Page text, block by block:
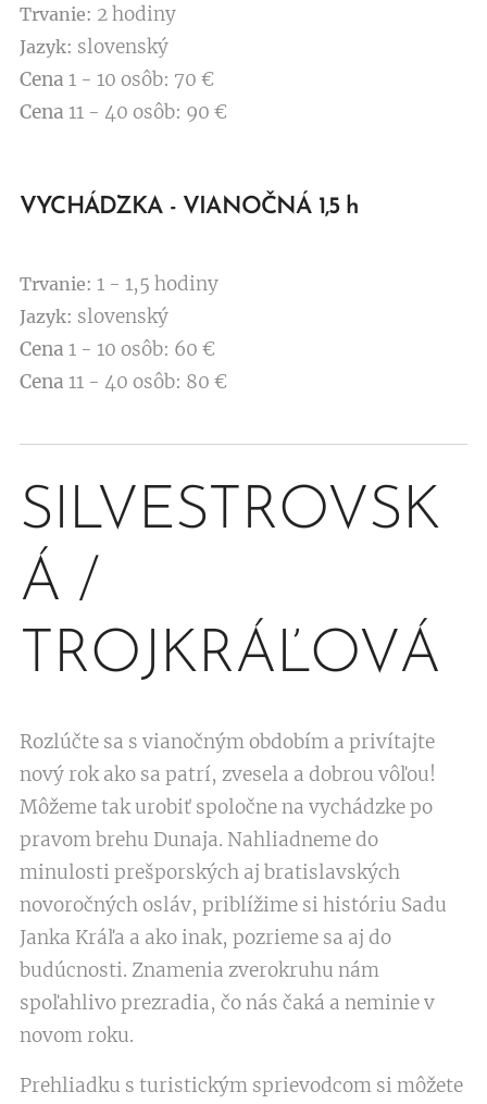
Trvanie: 2 hodiny
Jazyk: slovenský
Cena 1 - 10 osôb: 70 €
Cena 11 - 40 osôb: 90 €
VYCHÁDZKA - VIANOČNÁ 1,5 h
Trvanie: 1 - 1,5 hodiny
Jazyk: slovenský
Cena 1 - 10 osôb: 60 €
Cena 11 - 40 osôb: 80 €
SILVESTROVSK
Á /
TROJKRÁĽOVÁ
Rozlúčte sa s vianočným obdobím a privítajte
nový rok ako sa patrí, zvesela a dobrou vôľou!
Môžeme tak urobiť spoločne na vychádzke po
pravom brehu Dunaja. Nahliadneme do
minulosti prešporských aj bratislavských
novoročných osláv, priblížime si históriu Sadu
Janka Kráľa a ako inak, pozrieme sa aj do
budúcnosti. Znamenia zverokruhu nám
spoľahlivo prezradia, čo nás čaká a neminie v
novom roku.
Prehliadku s turistickým sprievodcom si môžete